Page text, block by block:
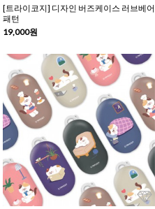
[트라이코지] 디자인 버즈케이스 러브베어
패턴
19,000원